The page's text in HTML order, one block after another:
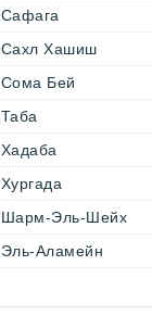
Сафага
Сахл Хашиш
Сома Бей
Таба
Хадаба
Хургада
Шарм-Эль-Шейх
Эль-Аламейн